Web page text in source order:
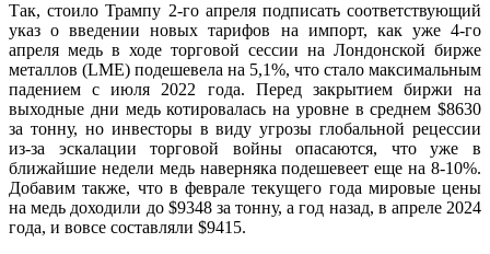
Так, стоило Трампу 2-го апреля подписать соответствующий
указ о введении новых тарифов на импорт, как уже 4-го
апреля медь в ходе торговой сессии на Лондонской бирже
металлов (LME) подешевела на 5,1%, что стало максимальным
падением с июля 2022 года. Перед закрытием биржи на
выходные дни медь котировалась на уровне в среднем $8630
за тонну, но инвесторы в виду угрозы глобальной рецессии
из-за эскалации торговой войны опасаются, что уже в
ближайшие недели медь наверняка подешевеет еще на 8-10%.
Добавим также, что в феврале текущего года мировые цены
на медь доходили до $9348 за тонну, а год назад, в апреле 2024
года, и вовсе составляли $9415.